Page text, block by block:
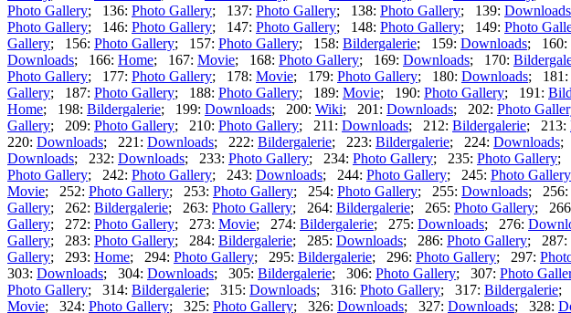
Photo Gallery; 136: Photo Gallery; 137: Photo Gallery; 138: Photo Gallery; 139: Downloads
Photo Gallery; 146: Photo Gallery; 147: Photo Gallery; 148: Photo Gallery; 149: Photo
Gallery; 156: Photo Gallery; 157: Photo Gallery; 158: Bildergalerie; 159: Downloads; 160:
Downloads; 166: Home; 167: Movie; 168: Photo Gallery; 169: Downloads; 170:
Photo Gallery; 177: Photo Gallery; 178: Movie; 179: Photo Gallery; 180: Downloads; 181:
Gallery; 187: Photo Gallery; 188: Photo Gallery; 189: Movie; 190: Photo Gallery; 191:
Home; 198: Bildergalerie; 199: Downloads; 200: Wiki; 201: Downloads; 202: Photo
Gallery; 209: Photo Gallery; 210: Photo Gallery; 211: Downloads; 212: Bildergalerie; 213:
220: Downloads; 221: Downloads; 222: Bildergalerie; 223: Bildergalerie; 224: Downloads;
Downloads; 232: Downloads; 233: Photo Gallery; 234: Photo Gallery; 235: Photo Gallery;
Photo Gallery; 242: Photo Gallery; 243: Downloads; 244: Photo Gallery; 245: Photo Gallery
Movie; 252: Photo Gallery; 253: Photo Gallery; 254: Photo Gallery; 255: Downloads; 256:
Gallery; 262: Bildergalerie; 263: Photo Gallery; 264: Bildergalerie; 265: Photo Gallery;
Gallery; 272: Photo Gallery; 273: Movie; 274: Bildergalerie; 275: Downloads; 276:
Gallery; 283: Photo Gallery; 284: Bildergalerie; 285: Downloads; 286: Photo Gallery; 287:
Gallery; 293: Home; 294: Photo Gallery; 295: Bildergalerie; 296: Photo Gallery; 297:
303: Downloads; 304: Downloads; 305: Bildergalerie; 306: Photo Gallery; 307: Photo
Photo Gallery; 314: Bildergalerie; 315: Downloads; 316: Photo Gallery; 317: Bildergalerie;
Movie; 324: Photo Gallery; 325: Photo Gallery; 326: Downloads; 327: Downloads; 328: